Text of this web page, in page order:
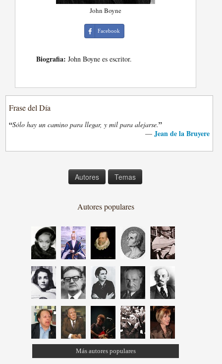
John Boyne
Facebook
Biografia: John Boyne es escritor.
Frase del Día
“Sólo hay un camino para llegar, y mil para alejarse.”
— Jean de la Bruyere
Autores Temas
Autores populares
Más autores populares